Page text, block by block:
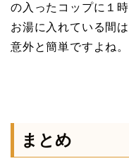
の入ったコップに１
お湯に入れている間
意外と簡単ですよね。
まとめ